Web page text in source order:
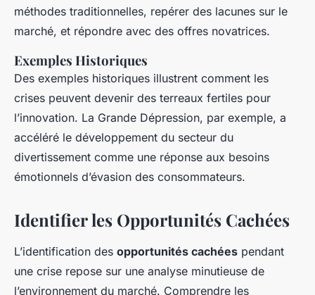
méthodes traditionnelles, repérer des lacunes sur le
marché, et répondre avec des offres novatrices.
Exemples Historiques
Des exemples historiques illustrent comment les
crises peuvent devenir des terreaux fertiles pour
l’innovation. La Grande Dépression, par exemple, a
accéléré le développement du secteur du
divertissement comme une réponse aux besoins
émotionnels d’évasion des consommateurs.
Identifier les Opportunités Cachées
L’identification des opportunités cachées pendant
une crise repose sur une analyse minutieuse de
l’environnement du marché. Comprendre les